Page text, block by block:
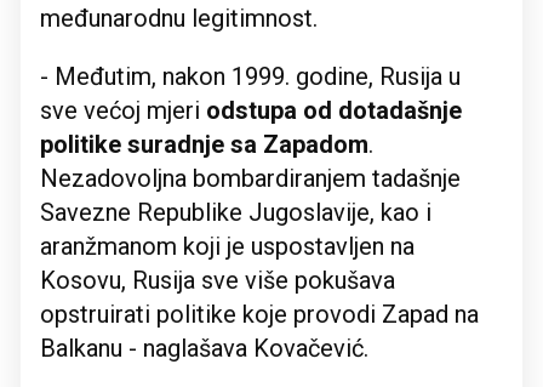
međunarodnu legitimnost.
- Međutim, nakon 1999. godine, Rusija u
sve većoj mjeri odstupa od dotadašnje
politike suradnje sa Zapadom.
Nezadovoljna bombardiranjem tadašnje
Savezne Republike Jugoslavije, kao i
aranžmanom koji je uspostavljen na
Kosovu, Rusija sve više pokušava
opstruirati politike koje provodi Zapad na
Balkanu - naglašava Kovačević.